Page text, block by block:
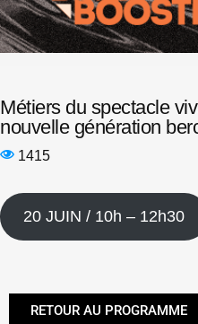
Métiers du spectacle
nouvelle génération
1415
20 JUIN / 10h – 12h30
RETOUR AU PROGRAMME